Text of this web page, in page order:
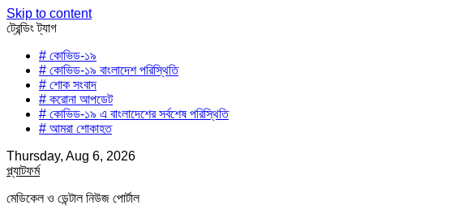
Skip to content
ট্রেন্ডিং ট্যাগ
# কোভিড-১৯
# কোভিড-১৯ বাংলাদেশ পরিস্থিতি
# শোক সংবাদ
# করোনা আপডেট
# কোভিড-১৯ এ বাংলাদেশের সর্বশেষ পরিস্থিতি
# আমরা শোকাহত
Thursday, Aug 6, 2026
প্ল্যাটফর্ম
মেডিকেল ও ডেন্টাল নিউজ পোর্টাল